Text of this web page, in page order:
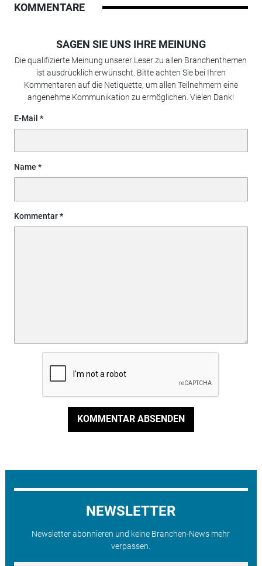
KOMMENTARE
SAGEN SIE UNS IHRE MEINUNG
Die qualifizierte Meinung unserer Leser zu allen Branchenthemen
ist ausdrücklich erwünscht. Bitte achten Sie bei Ihren
Kommentaren auf die Netiquette, um allen Teilnehmern eine
angenehme Kommunikation zu ermöglichen. Vielen Dank!
E-Mail
Name
Kommentar
KOMMENTAR ABSENDEN
NEWSLETTER
Newsletter abonnieren und keine Branchen-News mehr
verpassen.